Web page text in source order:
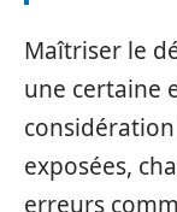
Maîtriser le
une certaine
exposées,
erreurs